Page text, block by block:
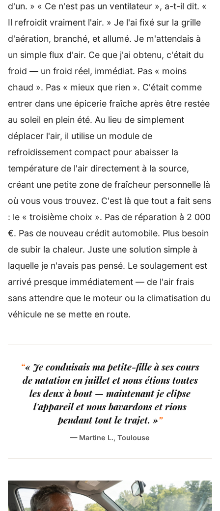
d'un. » « Ce n'est pas un ventilateur », a-t-il dit. «
Il refroidit vraiment l'air. » Je l'ai fixé sur la grille
d'aération, branché, et allumé. Je m'attendais à
un simple flux d'air. Ce que j'ai obtenu, c'était du
froid — un froid réel, immédiat. Pas « moins
chaud ». Pas « mieux que rien ». C'était comme
entrer dans une épicerie fraîche après être restée
au soleil en plein été. Au lieu de simplement
déplacer l'air, il utilise un module de
refroidissement compact pour abaisser la
température de l'air directement à la source,
créant une petite zone de fraîcheur personnelle là
où vous vous trouvez. C'est là que tout a fait sens
: le « troisième choix ». Pas de réparation à 2 000
€. Pas de nouveau crédit automobile. Plus besoin
de subir la chaleur. Juste une solution simple à
laquelle je n'avais pas pensé. Le soulagement est
arrivé presque immédiatement — de l'air frais
sans attendre que le moteur ou la climatisation du
véhicule ne se mette en route.
« Je conduisais ma petite-fille à ses cours
de natation en juillet et nous étions toutes
les deux à bout — maintenant je clipse
l'appareil et nous bavardons et rions
pendant tout le trajet. »
— Martine L., Toulouse